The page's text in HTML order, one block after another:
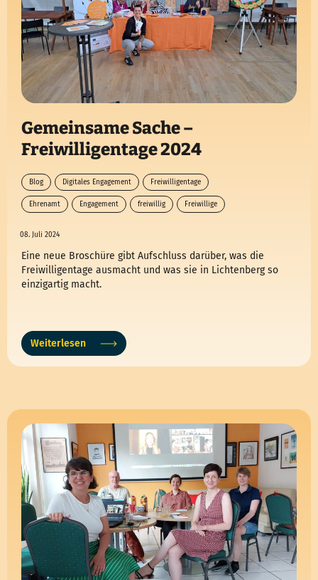
Gemeinsame Sache –
Freiwilligentage 2024
Blog Digitales Engagement Freiwilligentage
Ehrenamt Engagement freiwillig Freiwillige
08. Juli 2024
Eine neue Broschüre gibt Aufschluss darüber, was die
Freiwilligentage ausmacht und was sie in Lichtenberg so
einzigartig macht.
Weiterlesen